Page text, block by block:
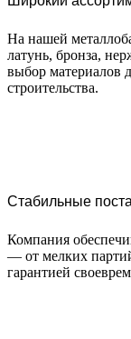
На нашей
латунь, бронза,
выбор материалов
строительства.
Стабильные
Компания
— от мелких
гарантией